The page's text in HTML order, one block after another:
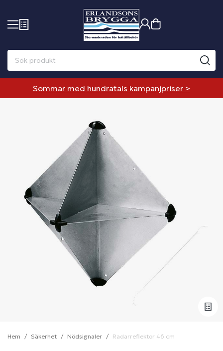
Sommar med hundratals kampanjpriser >
Hem Säkerhet Nödsignaler Radarreflektor 46 cm